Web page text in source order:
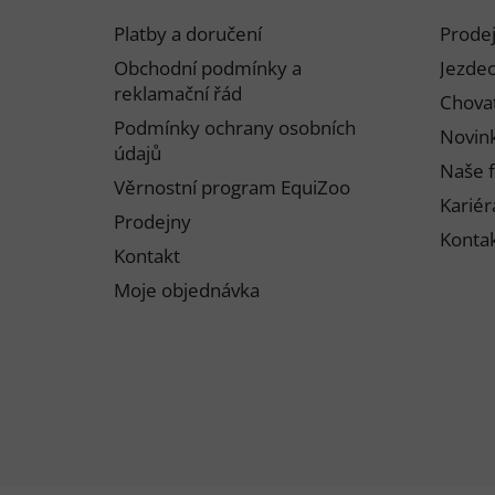
Platby a doručení
Obchodní podmínky a
reklamační řád
Podmínky ochrany osobních
údajů
Věrnostní program EquiZoo
Prodejny
Kontakt
Moje objednávka
Naše